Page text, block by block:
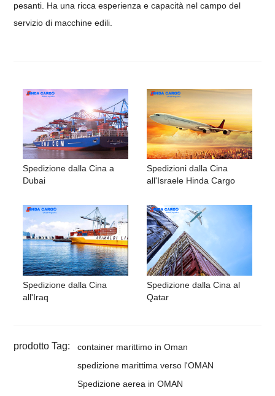
pesanti. Ha una ricca esperienza e capacità nel campo del
servizio di macchine edili.
Spedizione dalla Cina a
Dubai
Spedizioni dalla Cina
all'Israele Hinda Cargo
Spedizione dalla Cina
all'Iraq
Spedizione dalla Cina al
Qatar
prodotto Tag:
container marittimo in Oman
spedizione marittima verso l'OMAN
Spedizione aerea in OMAN